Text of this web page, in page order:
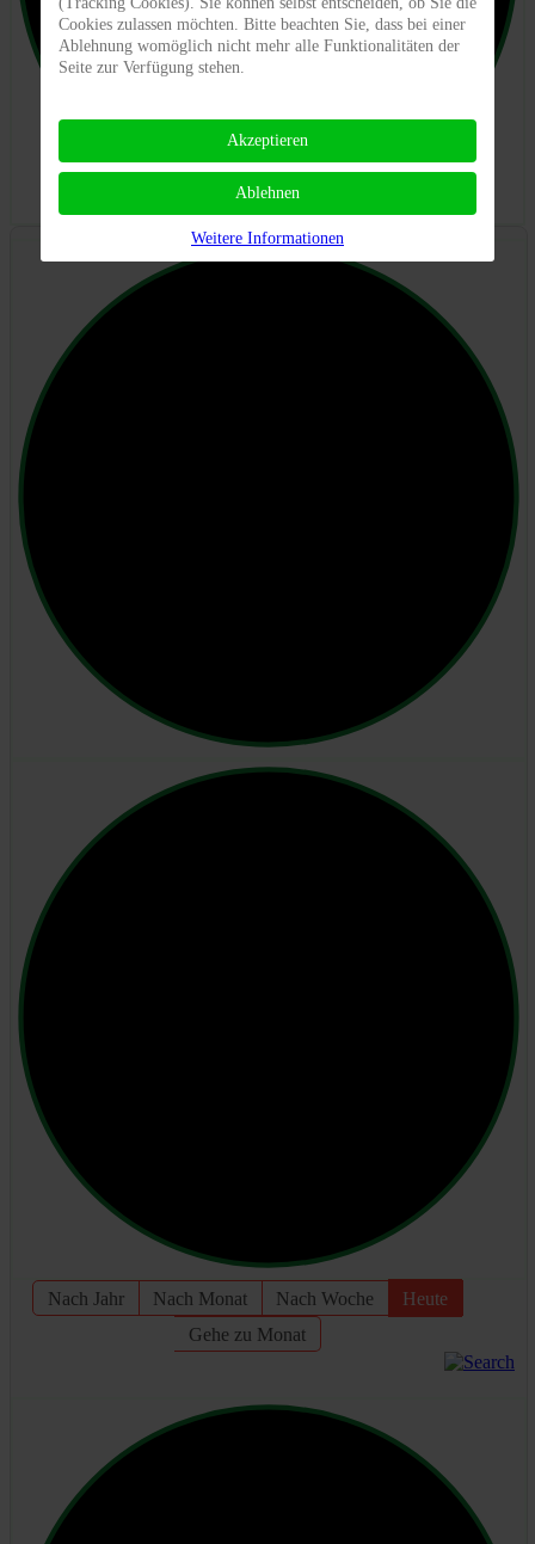
Nach Jahr Nach Monat Nach Woche
Heute
Gehe zu Monat
Cookies zulassen möchten. Bitte beachten Sie, dass bei einer
Ablehnung womöglich nicht mehr alle Funktionalitäten der
Seite zur Verfügung stehen.
Akzeptieren
Ablehnen
Weitere Informationen